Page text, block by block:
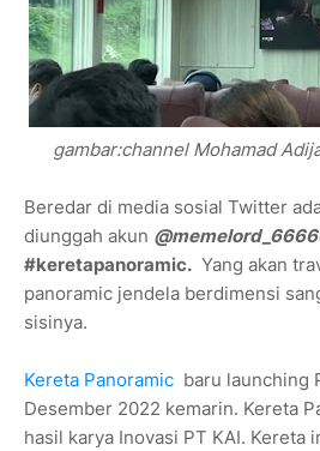
gambar:channel Mohamad
Beredar di media sosial Twitter
diunggah akun
#keretapanoramic. Yang akan
panoramic jendela berdimensi
sisinya.
Kereta Panoramic baru launching
Desember 2022 kemarin. Kereta
hasil karya Inovasi PT KAI. Kereta